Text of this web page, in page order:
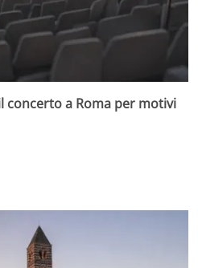
concerto a Roma per motivi